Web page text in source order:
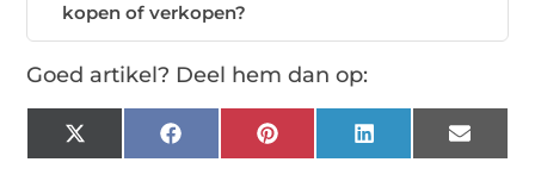
kopen of verkopen?
Goed artikel? Deel hem dan op:
X
(Twitter)
Facebook Pinterest LinkedIn Email